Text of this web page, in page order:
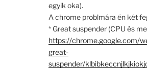
egyik oka).
A chrome problmára én két
* Great suspender (CPU és
https://chrome.google.com/
great-
suspender/